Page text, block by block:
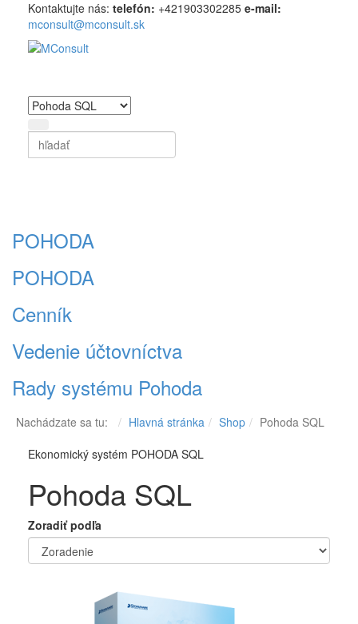
Kontaktujte nás: telefón: +421903302285 e-mail:
mconsult@mconsult.sk
Vyhľadať
Vyhľadať
POHODA
POHODA
Cenník
Vedenie účtovníctva
Rady systému Pohoda
Nachádzate sa tu: Hlavná stránka Shop
Pohoda SQL
Ekonomický systém POHODA SQL
Pohoda SQL
Zoradiť podľa